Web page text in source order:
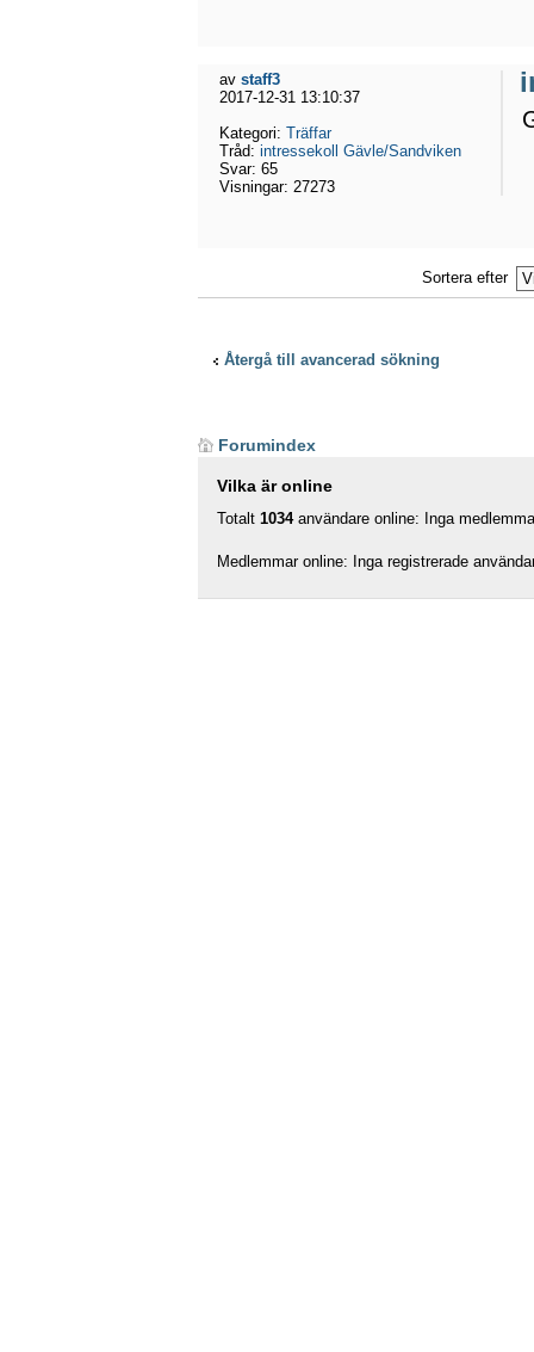
av staff3
2017-12-31 13:10:37
Kategori: Träffar
Tråd: intressekoll Gävle/Sandviken
Svar: 65
Visningar: 27273
Sortera efter
Återgå till avancerad sökning
Forumindex
Vilka är online
Totalt 1034användare online: Inga
Medlemmar online: Inga registrerade